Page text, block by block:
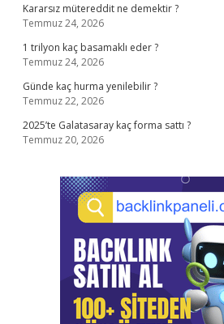
Kararsız mütereddit ne demektir ?
Temmuz 24, 2026
1 trilyon kaç basamaklı eder ?
Temmuz 24, 2026
Günde kaç hurma yenilebilir ?
Temmuz 22, 2026
2025’te Galatasaray kaç forma sattı ?
Temmuz 20, 2026